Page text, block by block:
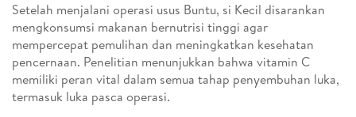
Setelah menjalani operasi usus Buntu, si Kecil disarankan
mengkonsumsi makanan bernutrisi tinggi agar
mempercepat pemulihan dan meningkatkan kesehatan
pencernaan. Penelitian menunjukkan bahwa vitamin C
memiliki peran vital dalam semua tahap penyembuhan luka,
termasuk luka pasca operasi.